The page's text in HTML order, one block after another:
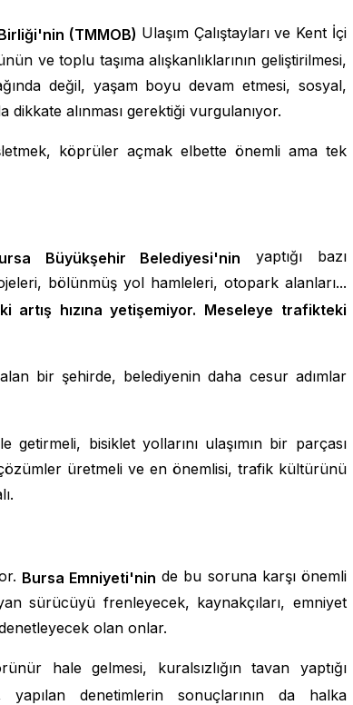
(TMMOB) Ulaşım Çalıştayları ve Kent İçi
ve toplu taşıma alışkanlıklarının geliştirilmesi,
değil, yaşam boyu devam etmesi, sosyal,
alınması gerektiği vurgulanıyor.
köprüler açmak elbette önemli ama tek
Büyükşehir Belediyesi'nin yaptığı bazı
bölünmüş yol hamleleri, otopark alanları...
artış hızına yetişemiyor. Meseleye trafikteki
bir şehirde, belediyenin daha cesur adımlar
getirmeli, bisiklet yollarını ulaşımın bir parçası
üretmeli ve en önemlisi, trafik kültürünü
Bursa Emniyeti'nin de bu soruna karşı önemli
sürücüyü frenleyecek, kaynakçıları, emniyet
olan onlar.
hale gelmesi, kuralsızlığın tavan yaptığı
yapılan denetimlerin sonuçlarının da halka